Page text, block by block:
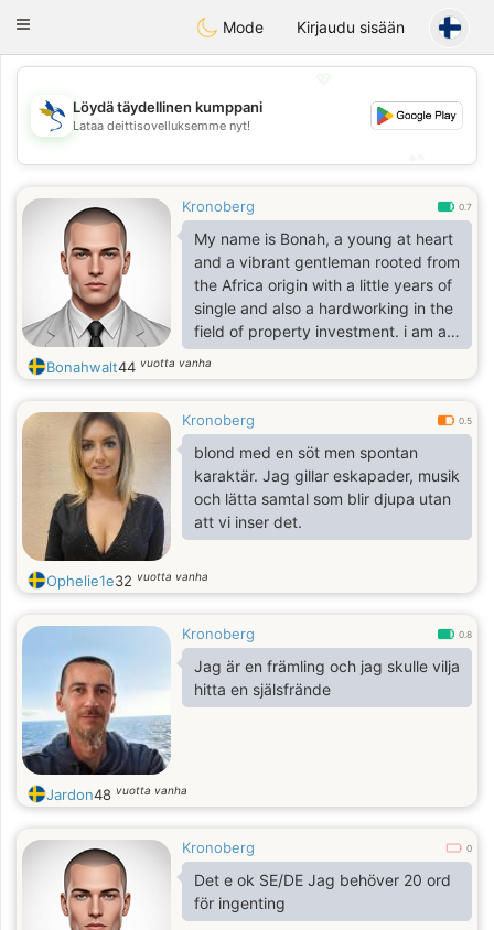
SvenskaDating
Toggle
Mode Kirjaudu sisään
💖
💕
Löydä täydellinen kumppani
Lataa deittisovelluksemme nyt!
Kronoberg 0.7
My name is Bonah, a young at heart
and a vibrant gentleman rooted from
the Africa origin with a little years of
single and also a hardworking in the
field of property investment. i am a
light in the room whenever i settled
in and i like to bring joy to the hearts
said that love is the key that opens
the door on everyone's heart. let's
find this together since we have is
now to make the changes we have
always been dreaming of.
Bonahwalt44 vuotta vanha
Kronoberg 0.5
blond med en söt men spontan
karaktär. Jag gillar eskapader, musik
och lätta samtal som blir djupa utan
att vi inser det.
Ophelie1e32 vuotta vanha
Kronoberg 0.8
Jag är en främling och jag skulle vilja
hitta en själsfrände
Jardon48 vuotta vanha
Kronoberg 0
Det e ok SE/DE Jag behöver 20 ord
för ingenting